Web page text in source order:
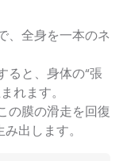
、全身を一本のネ
ると、身体の“張
れます。
の膜の滑走を回復
出します。